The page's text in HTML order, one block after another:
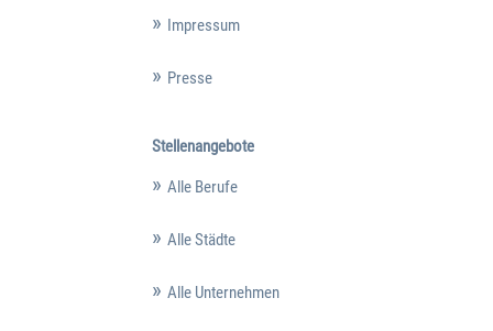
Impressum
Presse
Stellenangebote
Alle Berufe
Alle Städte
Alle Unternehmen